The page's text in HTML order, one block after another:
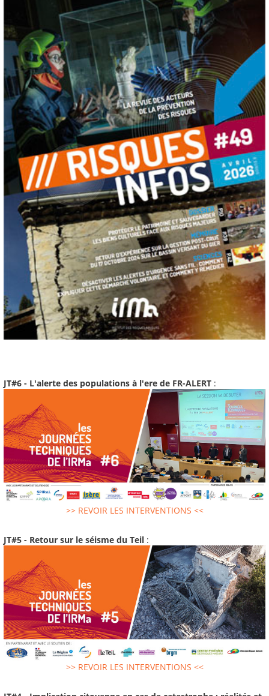
JT#6 - L'alerte des populations à l'ere de FR-ALERT :
>> REVOIR LES INTERVENTIONS <<
JT#5 - Retour sur le séisme du Teil :
>> REVOIR LES INTERVENTIONS <<